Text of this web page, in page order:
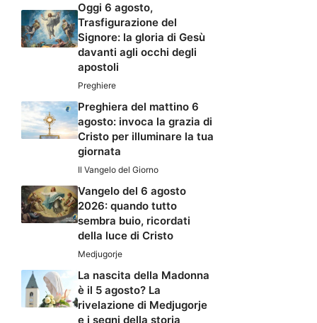
Oggi 6 agosto,
Trasfigurazione del
Signore: la gloria di Gesù
davanti agli occhi degli
apostoli
Preghiere
Preghiera del mattino 6
agosto: invoca la grazia di
Cristo per illuminare la tua
giornata
Il Vangelo del Giorno
Vangelo del 6 agosto
2026: quando tutto
sembra buio, ricordati
della luce di Cristo
Medjugorje
La nascita della Madonna
è il 5 agosto? La
rivelazione di Medjugorje
e i segni della storia